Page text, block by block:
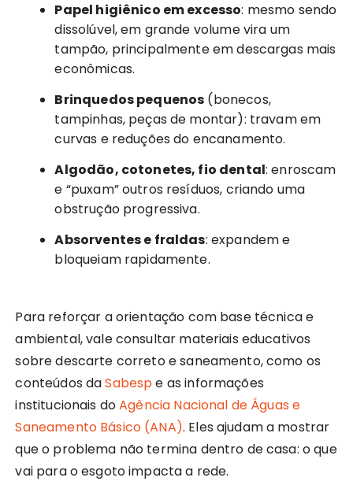
Papel higiênico em excesso: mesmo sendo
dissolúvel, em grande volume vira um
tampão, principalmente em descargas mais
econômicas.
Brinquedos pequenos (bonecos,
tampinhas, peças de montar): travam em
curvas e reduções do encanamento.
Algodão, cotonetes, fio dental: enroscam
e “puxam” outros resíduos, criando uma
obstrução progressiva.
Absorventes e fraldas: expandem e
bloqueiam rapidamente.
Para reforçar a orientação com base técnica e
ambiental, vale consultar materiais educativos
sobre descarte correto e saneamento, como os
conteúdos daSabespe as informações
institucionais doAgência Nacional de Águas e
Saneamento Básico (ANA). Eles ajudam a mostrar
que o problema não termina dentro de casa: o que
vai para o esgoto impacta a rede.